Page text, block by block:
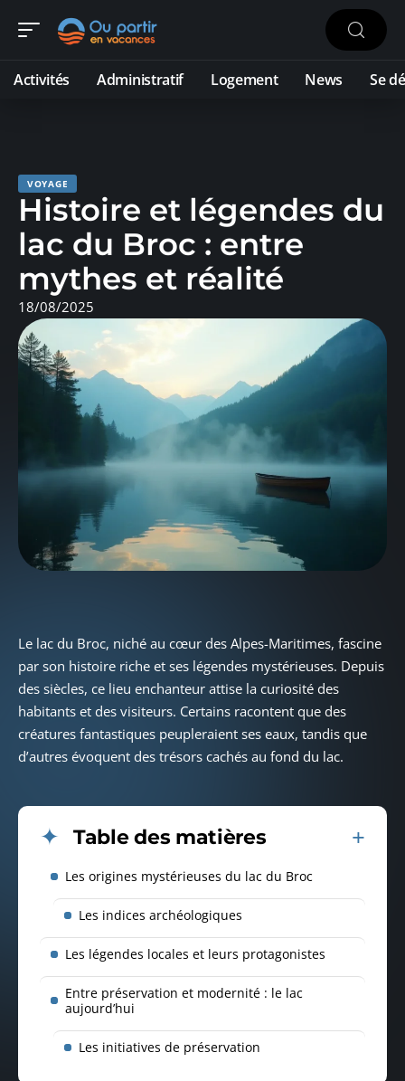
Activités Administratif Logement News Se
VOYAGE
Histoire et légendes du
lac du Broc : entre
mythes et réalité
18/08/2025
Le lac du Broc, niché au cœur des Alpes-Maritimes, fascine
par son histoire riche et ses légendes mystérieuses. Depuis
des siècles, ce lieu enchanteur attise la curiosité des
habitants et des visiteurs. Certains racontent que des
créatures fantastiques peupleraient ses eaux, tandis que
d’autres évoquent des trésors cachés au fond du lac.
Table des matières
Les origines mystérieuses du lac du Broc
Les indices archéologiques
Les légendes locales et leurs protagonistes
Entre préservation et modernité : le lac
aujourd’hui
Les initiatives de préservation